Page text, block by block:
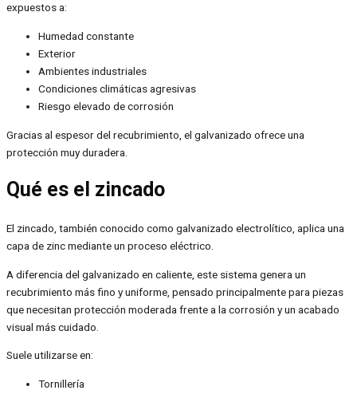
expuestos a:
Humedad constante
Exterior
Ambientes industriales
Condiciones climáticas agresivas
Riesgo elevado de corrosión
Gracias al espesor del recubrimiento, el galvanizado ofrece una
protección muy duradera.
Qué es el zincado
El zincado, también conocido como galvanizado electrolítico, aplica una
capa de zinc mediante un proceso eléctrico.
A diferencia del galvanizado en caliente, este sistema genera un
recubrimiento más fino y uniforme, pensado principalmente para piezas
que necesitan protección moderada frente a la corrosión y un acabado
visual más cuidado.
Suele utilizarse en:
Tornillería